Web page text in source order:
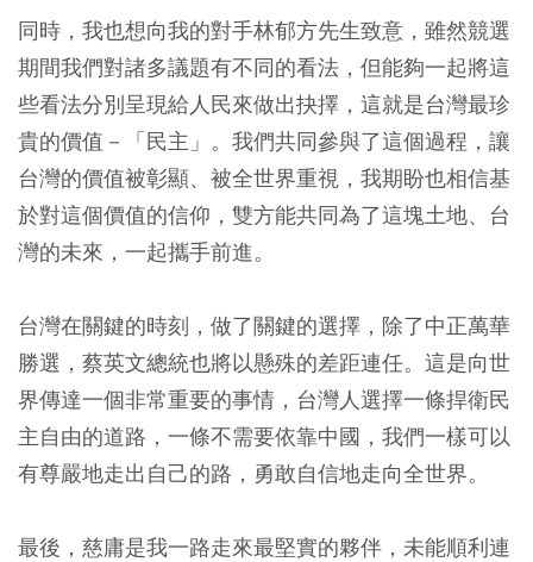
同時，我也想向我的對手林郁方先生致意，雖然競選
期間我們對諸多議題有不同的看法，但能夠一起將這
些看法分別呈現給人民來做出抉擇，這就是台灣最珍
貴的價值－「民主」。我們共同參與了這個過程，讓
台灣的價值被彰顯、被全世界重視，我期盼也相信基
於對這個價值的信仰，雙方能共同為了這塊土地、台
灣的未來，一起攜手前進。
台灣在關鍵的時刻，做了關鍵的選擇，除了中正萬華
勝選，蔡英文總統也將以懸殊的差距連任。這是向世
界傳達一個非常重要的事情，台灣人選擇一條捍衛民
主自由的道路，一條不需要依靠中國，我們一樣可以
有尊嚴地走出自己的路，勇敢自信地走向全世界。
最後，慈庸是我一路走來最堅實的夥伴，未能順利連